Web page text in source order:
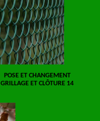
POSE ET CHANGEMENT
GRILLAGE ET CLÔTURE 14